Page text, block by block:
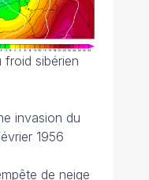
sibérien
invasion du
1956
de neige